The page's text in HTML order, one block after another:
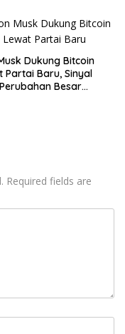
Dukung Bitcoin
Partai Baru, Sinyal
Besar
Required fields are